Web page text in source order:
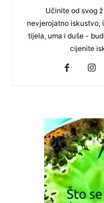
Učinite od svog
nevjerojatno iskustvo,
tijela, uma i duše -
cijenite